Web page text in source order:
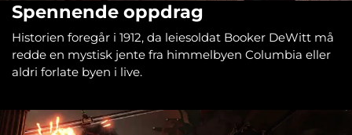
Spennende oppdrag
Historien foregår i 1912, da leiesoldat Booker DeWitt må
redde en mystisk jente fra himmelbyen Columbia eller
aldri forlate byen i live.